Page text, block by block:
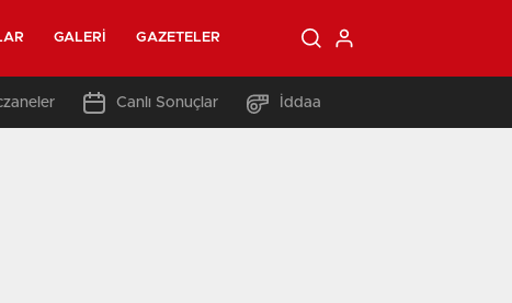
GALERI GAZETELER
Canlı Sonuçlar İddaa